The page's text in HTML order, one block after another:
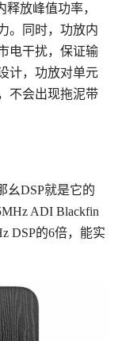
放峰值功率，
。同时，功放内
电干扰，保证输
计，功放对单元
不会出现拖泥带
幺DSP就是它的
ADI Blackfin
DSP的6倍，能实